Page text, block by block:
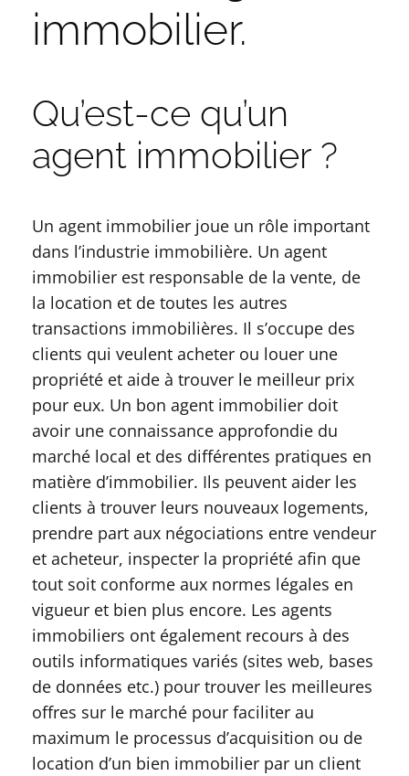
immobilier.
Qu’est-ce qu’un
agent immobilier ?
Un agent immobilier joue un rôle important
dans l’industrie immobilière. Un agent
immobilier est responsable de la vente, de
la location et de toutes les autres
transactions immobilières. Il s’occupe des
clients qui veulent acheter ou louer une
propriété et aide à trouver le meilleur prix
pour eux. Un bon agent immobilier doit
avoir une connaissance approfondie du
marché local et des différentes pratiques en
matière d’immobilier. Ils peuvent aider les
clients à trouver leurs nouveaux logements,
prendre part aux négociations entre vendeur
et acheteur, inspecter la propriété afin que
tout soit conforme aux normes légales en
vigueur et bien plus encore. Les agents
immobiliers ont également recours à des
outils informatiques variés (sites web, bases
de données etc.) pour trouver les meilleures
offres sur le marché pour faciliter au
maximum le processus d’acquisition ou de
location d’un bien immobilier par un client